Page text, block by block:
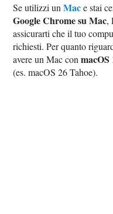
Se utilizzi unMace stai
Google Chrome su Mac,
assicurarti che il tuo
richiesti. Per quanto
avere un Mac conmacOS
(es. macOS 26 Tahoe).